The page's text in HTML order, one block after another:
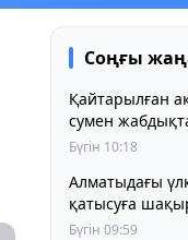
Соңғы
Қайтарылған
сумен
жаңғыртуға 1,4
Бүгін 10:18
Алматыдағы
қатысуға
Бүгін 09:59